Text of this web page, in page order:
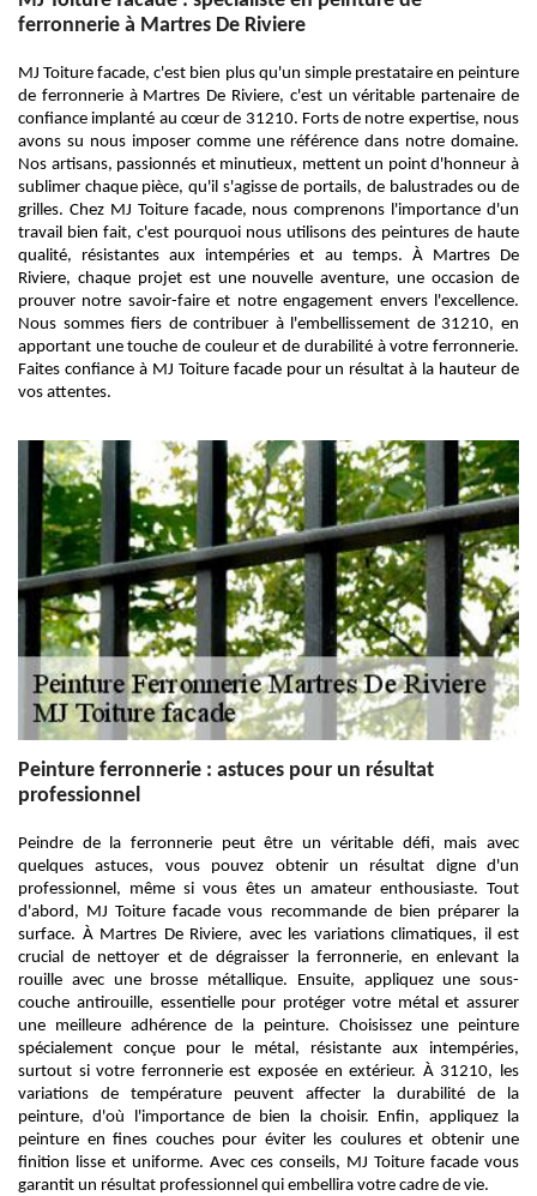
ferronnerie à Martres De Riviere
MJ Toiture facade, c'est bien plus qu'un simple prestataire en peinture
de ferronnerie à Martres De Riviere, c'est un véritable partenaire de
confiance implanté au cœur de 31210. Forts de notre expertise, nous
avons su nous imposer comme une référence dans notre domaine.
Nos artisans, passionnés et minutieux, mettent un point d'honneur à
sublimer chaque pièce, qu'il s'agisse de portails, de balustrades ou de
grilles. Chez MJ Toiture facade, nous comprenons l'importance d'un
travail bien fait, c'est pourquoi nous utilisons des peintures de haute
qualité, résistantes aux intempéries et au temps. À Martres De
Riviere, chaque projet est une nouvelle aventure, une occasion de
prouver notre savoir-faire et notre engagement envers l'excellence.
Nous sommes fiers de contribuer à l'embellissement de 31210, en
apportant une touche de couleur et de durabilité à votre ferronnerie.
Faites confiance à MJ Toiture facade pour un résultat à la hauteur de
vos attentes.
Peinture ferronnerie : astuces pour un résultat
professionnel
Peindre de la ferronnerie peut être un véritable défi, mais avec
quelques astuces, vous pouvez obtenir un résultat digne d'un
professionnel, même si vous êtes un amateur enthousiaste. Tout
d'abord, MJ Toiture facade vous recommande de bien préparer la
surface. À Martres De Riviere, avec les variations climatiques, il est
crucial de nettoyer et de dégraisser la ferronnerie, en enlevant la
rouille avec une brosse métallique. Ensuite, appliquez une sous-
couche antirouille, essentielle pour protéger votre métal et assurer
une meilleure adhérence de la peinture. Choisissez une peinture
spécialement conçue pour le métal, résistante aux intempéries,
surtout si votre ferronnerie est exposée en extérieur. À 31210, les
variations de température peuvent affecter la durabilité de la
peinture, d'où l'importance de bien la choisir. Enfin, appliquez la
peinture en fines couches pour éviter les coulures et obtenir une
finition lisse et uniforme. Avec ces conseils, MJ Toiture facade vous
garantit un résultat professionnel qui embellira votre cadre de vie.